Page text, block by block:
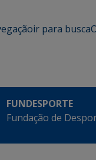
ir para busca
FUNDESPORTE
Fundação de